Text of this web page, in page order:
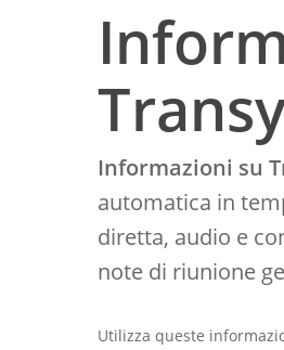
Informazioni su
automatica in
diretta, audio e
note di riunione
Utilizza queste